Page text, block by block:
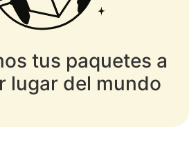
tus paquetes a
lugar del mundo